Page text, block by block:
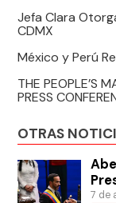
Jefa Clara
CDMX
México y Perú
THE PEOPLE’S
PRESS
OTRAS
7 de